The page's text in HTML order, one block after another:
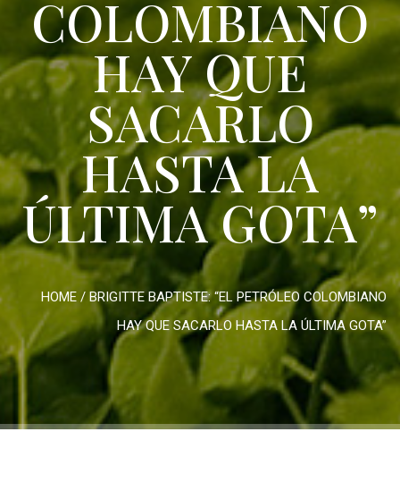
COLOMBIANO
HAY QUE
SACARLO
HASTA LA
ÚLTIMA GOTA”
HOME / BRIGITTE BAPTISTE: “EL PETRÓLEO COLOMBIANO
HAY QUE SACARLO HASTA LA ÚLTIMA GOTA”